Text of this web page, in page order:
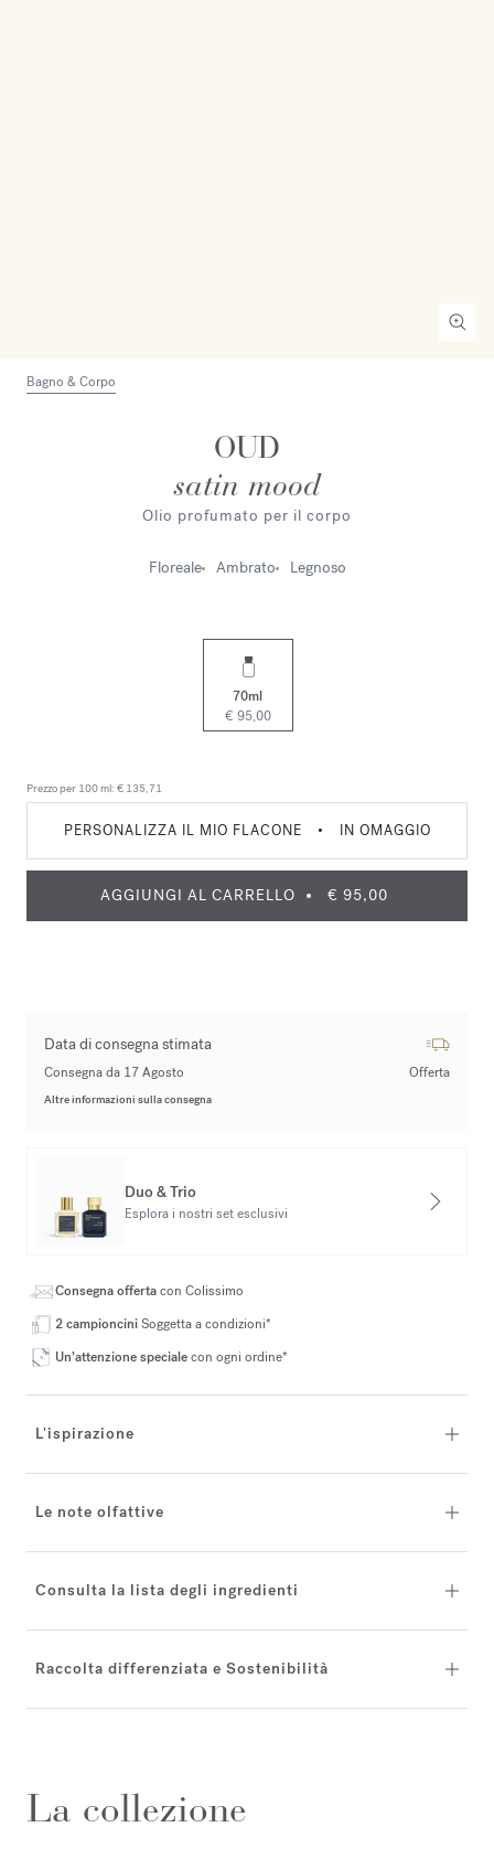
Bagno & Corpo
OUD
satin mood
Olio profumato per il corpo
Floreale Ambrato Legnoso
70ml
€ 95,00
Prezzo per 100 ml: € 135,71
PERSONALIZZA IL MIO FLACONE • IN OMAGGIO
AGGIUNGI AL CARRELLO € 95,00
Data di consegna stimata
Consegna da 17 Agosto Offerta
Altre informazioni sulla consegna
Duo & Trio
Esplora i nostri set esclusivi
Consegna offertacon Colissimo
2 campionciniSoggetta a condizioni*
Un’attenzione specialecon ogni ordine*
L'ispirazione
Le note olfattive
Consulta la lista degli ingredienti
Raccolta differenziata e Sostenibilità
La collezione